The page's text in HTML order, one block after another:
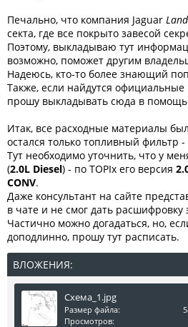
Печально, что компания Jaguar
секта, где все покрыто завесой
Поэтому, выкладываю тут
возможно, поможет другим
Надеюсь, кто-то более знающий
Также, если найдутся
прошу выкладывать сюда в
Итак, все расходные материалы
остался только топливный фильтр
Тут необходимо уточнить, что у
(2.0L Diesel) - по TOPIx его версия
CONV.
Даже консультант на сайте
в чате и не смог дать расшифровку
Частично можно догадаться, но,
доподлинно, прошу тут расписать.
ВЛОЖЕНИЯ:
Схема_1.jpg
Размер файла:
Просмотров: